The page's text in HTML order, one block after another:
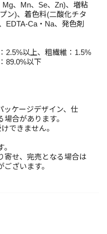
、Mn、Se、Zn)、増粘
ン)、着色料(二酸化チタ
EDTA-Ca・Na、発色剤
2.5%以上、粗繊維：1.5%
89.0%以下
ッケージデザイン、仕
合があります。
できません。
寄せ、完売となる場合は
ざいます。